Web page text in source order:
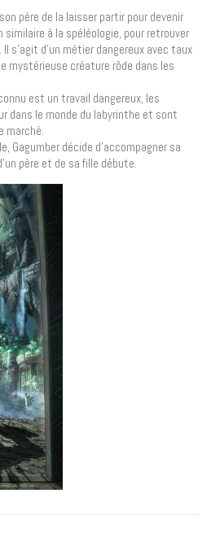
père de la laisser partir pour devenir
similaire à la spéléologie, pour retrouver
s’agit d’un métier dangereux avec taux
mystérieuse créature rôde dans les
est un travail dangereux, les
dans le monde du labyrinthe et sont
marché.
Gagumber décide d’accompagner sa
père et de sa fille débute.